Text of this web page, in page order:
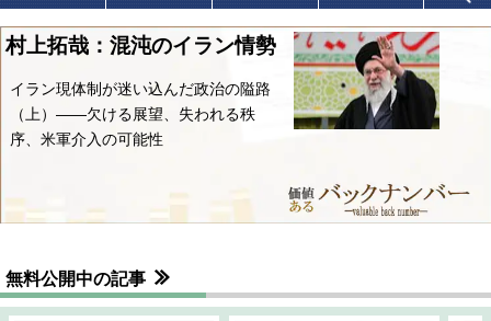
村上拓哉：混沌のイラン情勢
イラン現体制が迷い込んだ政治の隘路
（上）――欠ける展望、失われる秩
序、米軍介入の可能性
無料公開中の記事